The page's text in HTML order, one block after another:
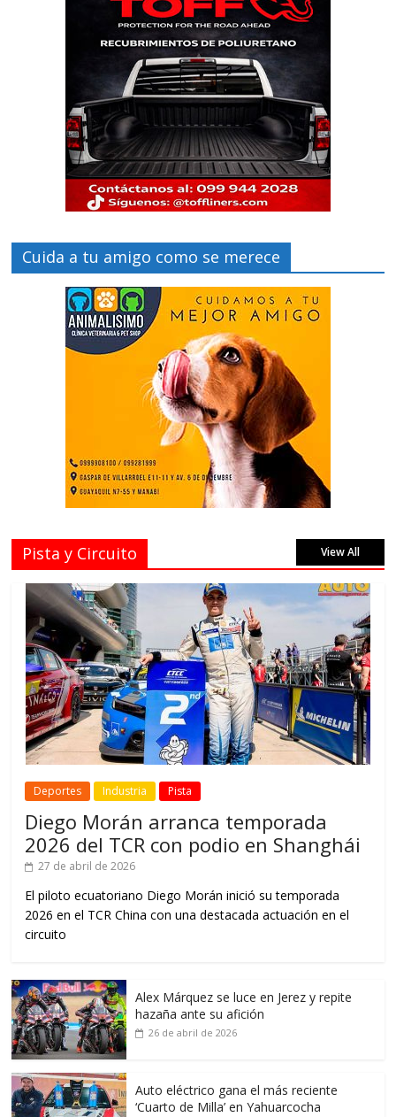
Cuida a tu amigo como se merece
Pista y Circuito View All
Deportes Industria Pista
Diego Morán arranca temporada
2026 del TCR con podio en Shanghái
27 de abril de 2026
El piloto ecuatoriano Diego Morán inició su temporada
2026 en el TCR China con una destacada actuación en el
circuito
Alex Márquez se luce en Jerez y repite
hazaña ante su afición
26 de abril de 2026
Auto eléctrico gana el más reciente
‘Cuarto de Milla’ en Yahuarcocha